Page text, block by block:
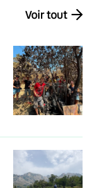
Voir tout